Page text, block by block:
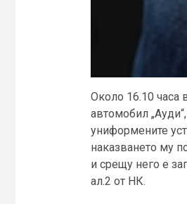
Около 16.10 часа
автомобил
униформените
наказването му
и срещу него е
ал.2 от НК.